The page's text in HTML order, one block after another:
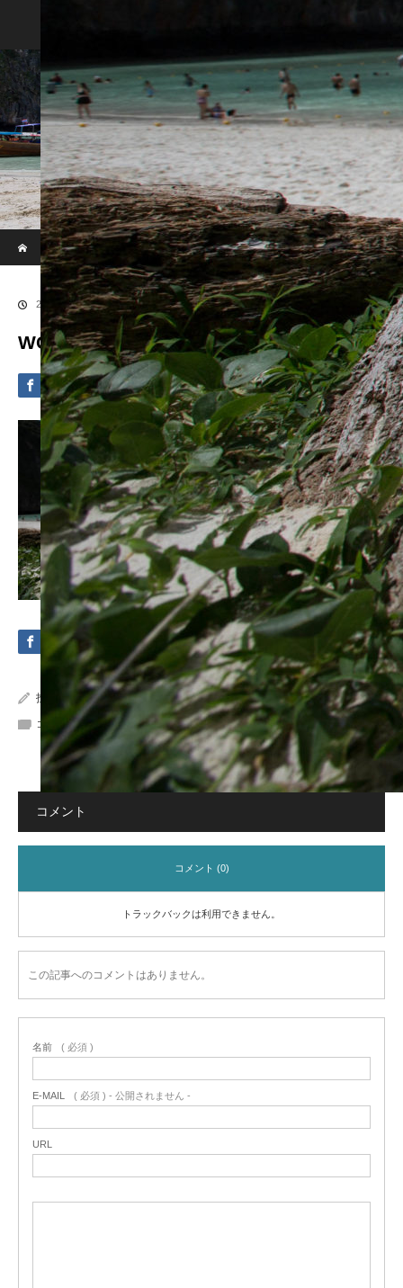
Phi Phi & Khai Island by Speed Boat
ホーム
ブログ
WOWL8010
2020.09.4
WOWL8010
投稿者: Crystal Sea Marine
コメント:
コメント
コメント (0)
トラックバックは利用できません。
この記事へのコメントはありません。
名前 ( 必須 )
E-MAIL ( 必須 ) - 公開されません -
URL